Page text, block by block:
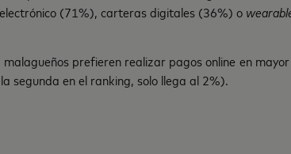
(71%), carteras digitales (36%) o
prefieren realizar pagos online en
segunda en el ranking, solo llega al 2%).